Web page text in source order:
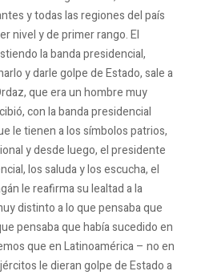
y todas las regiones del país
nivel y de primer rango. El
la banda presidencial,
y darle golpe de Estado, sale a
que era un hombre muy
con la banda presidencial
le tienen a los símbolos patrios,
y desde luego, el presidente
los saluda y los escucha, el
le reafirma su lealtad a la
distinto a lo que pensaba que
pensaba que había sucedido en
que en Latinoamérica – no en
le dieran golpe de Estado a